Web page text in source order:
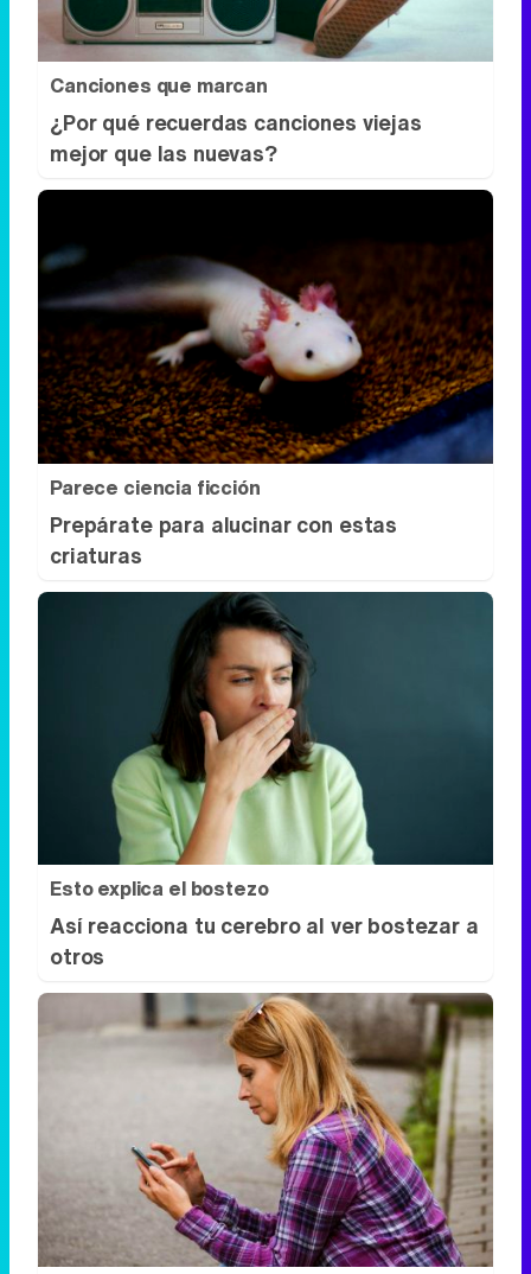
Canciones que marcan
¿Por qué recuerdas canciones viejas
mejor que las nuevas?
Parece ciencia ficción
Prepárate para alucinar con estas
criaturas
Esto explica el bostezo
Así reacciona tu cerebro al ver bostezar a
otros